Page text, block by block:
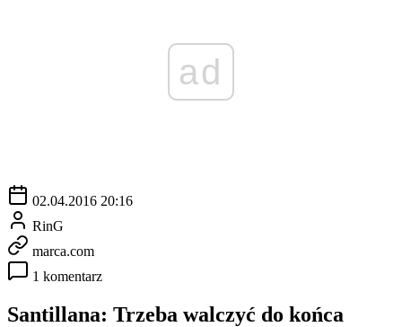
ad
02.04.2016 20:16
RinG
marca.com
1 komentarz
Santillana: Trzeba walczyć do końca